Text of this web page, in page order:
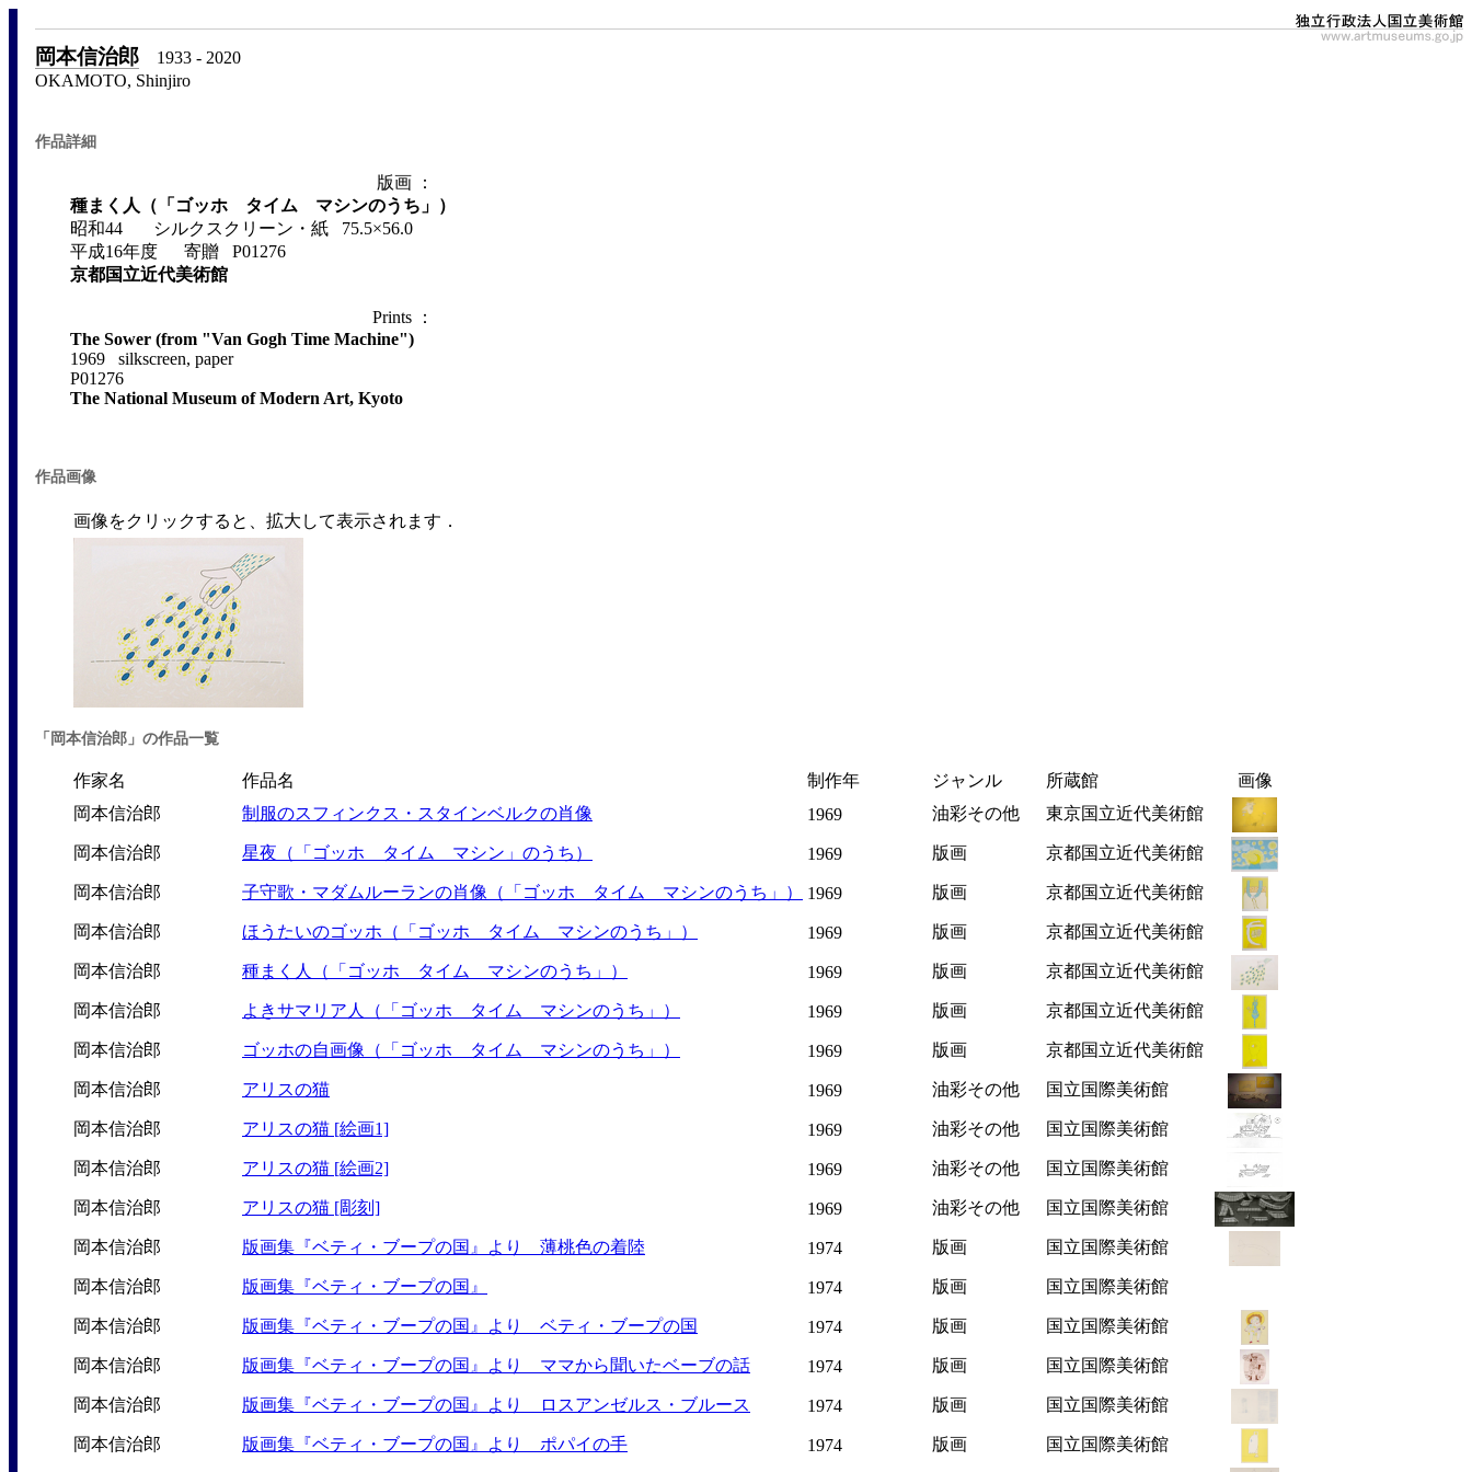
岡本信治郎 1933 - 2020
OKAMOTO, Shinjiro
作品詳細
版画 ：
種まく人（「ゴッホ タイム マシンのうち」）
昭和44 シルクスクリーン・紙 75.5×56.0
平成16年度 寄贈 P01276
京都国立近代美術館
Prints ：
The Sower (from "Van Gogh Time Machine")
1969 silkscreen, paper
P01276
The National Museum of Modern Art, Kyoto
作品画像
画像をクリックすると、拡大して表示されます．
「岡本信治郎」の作品一覧
作家名 作品名 制作年 ジャンル 所蔵館
画像
岡本信治郎
制服のスフィンクス・スタインベルクの肖像 1969 油彩その他 東京国立近代美術館
岡本信治郎 星夜（「ゴッホ タイム マシン」のうち） 1969 版画 京都国立近代美術館
岡本信治郎 子守歌・マダムルーランの肖像（「ゴッホ タイム マシンのうち」） 1969 版画 京都国立近代美術館
岡本信治郎 ほうたいのゴッホ（「ゴッホ タイム マシンのうち」） 1969 版画 京都国立近代美術館
岡本信治郎 種まく人（「ゴッホ タイム マシンのうち」） 1969 版画 京都国立近代美術館
岡本信治郎 よきサマリア人（「ゴッホ タイム マシンのうち」） 1969 版画 京都国立近代美術館
岡本信治郎 ゴッホの自画像（「ゴッホ タイム マシンのうち」） 1969 版画 京都国立近代美術館
岡本信治郎 アリスの猫 1969 油彩その他 国立国際美術館
岡本信治郎 アリスの猫 [絵画1] 1969 油彩その他 国立国際美術館
岡本信治郎 アリスの猫 [絵画2] 1969 油彩その他 国立国際美術館
岡本信治郎 アリスの猫 [彫刻] 1969 油彩その他 国立国際美術館
岡本信治郎 版画集『ベティ・ブープの国』より 薄桃色の着陸 1974 版画 国立国際美術館
岡本信治郎 版画集『ベティ・ブープの国』 1974 版画 国立国際美術館
岡本信治郎 版画集『ベティ・ブープの国』より ベティ・ブープの国 1974 版画 国立国際美術館
岡本信治郎 版画集『ベティ・ブープの国』より ママから聞いたベーブの話 1974 版画 国立国際美術館
岡本信治郎 版画集『ベティ・ブープの国』より ロスアンゼルス・ブルース 1974 版画 国立国際美術館
岡本信治郎 版画集『ベティ・ブープの国』より ポパイの手 1974 版画 国立国際美術館